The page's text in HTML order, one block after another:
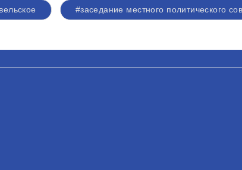
#заседание местного политического